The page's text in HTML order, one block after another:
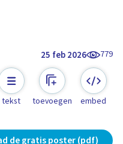
25 feb 2026 779
tekst toevoegen embed
de gratis poster (pdf)